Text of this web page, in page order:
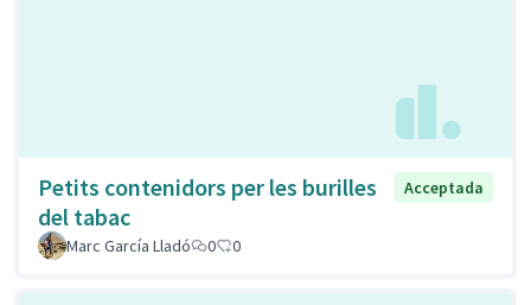
Petits contenidors per les burilles
del tabac
Acceptada
Marc García Lladó 0 0